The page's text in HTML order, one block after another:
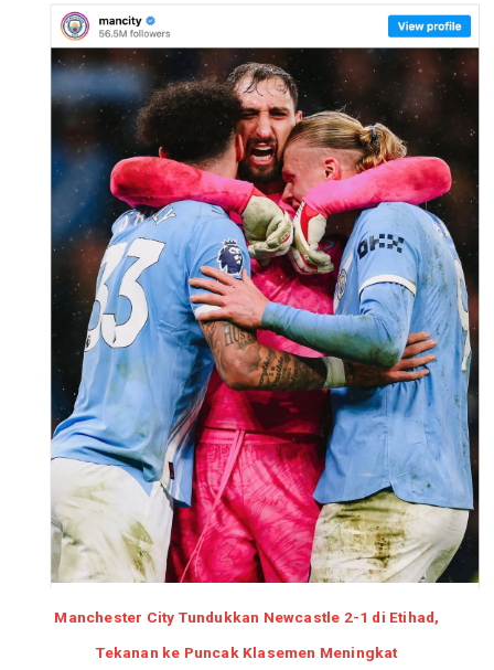
Manchester City Tundukkan Newcastle 2-1 di Etihad,
Tekanan ke Puncak Klasemen Meningkat